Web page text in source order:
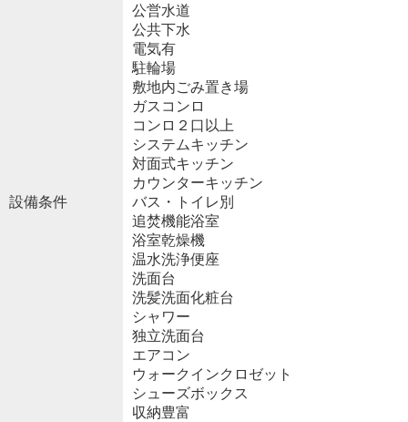
設備条件
公営水道
公共下水
電気有
駐輪場
敷地内ごみ置き場
ガスコンロ
コンロ２口以上
システムキッチン
対面式キッチン
カウンターキッチン
バス・トイレ別
追焚機能浴室
浴室乾燥機
温水洗浄便座
洗面台
洗髪洗面化粧台
シャワー
独立洗面台
エアコン
ウォークインクロゼット
シューズボックス
収納豊富